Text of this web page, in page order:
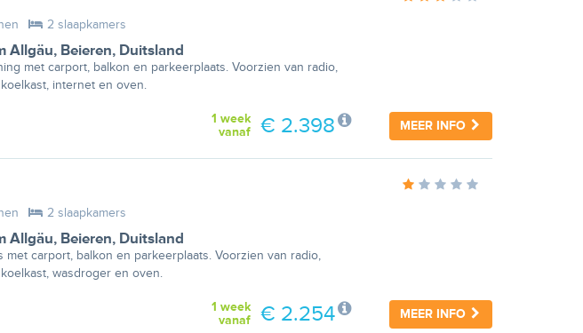
2 slaapkamers
Allgäu, Beieren, Duitsland
met carport, balkon en parkeerplaats. Voorzien van radio,
internet en oven.
MEER INFO
1 week
vanaf
€ 2.398
2 slaapkamers
Allgäu, Beieren, Duitsland
met carport, balkon en parkeerplaats. Voorzien van radio,
wasdroger en oven.
MEER INFO
1 week
vanaf
€ 2.254